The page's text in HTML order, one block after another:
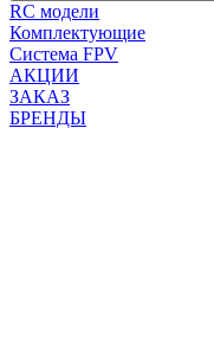
RC модели
Комплектующие
Система FPV
АКЦИИ
ЗАКАЗ
БРЕНДЫ